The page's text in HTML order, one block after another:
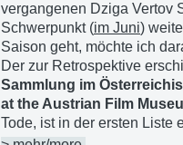
vergangenen Dziga Vertov
Schwerpunkt (im Juni)
Saison geht, möchte ich
Der zur Retrospektive
Sammlung im
at the Austrian Film
Tode, ist in der ersten Liste